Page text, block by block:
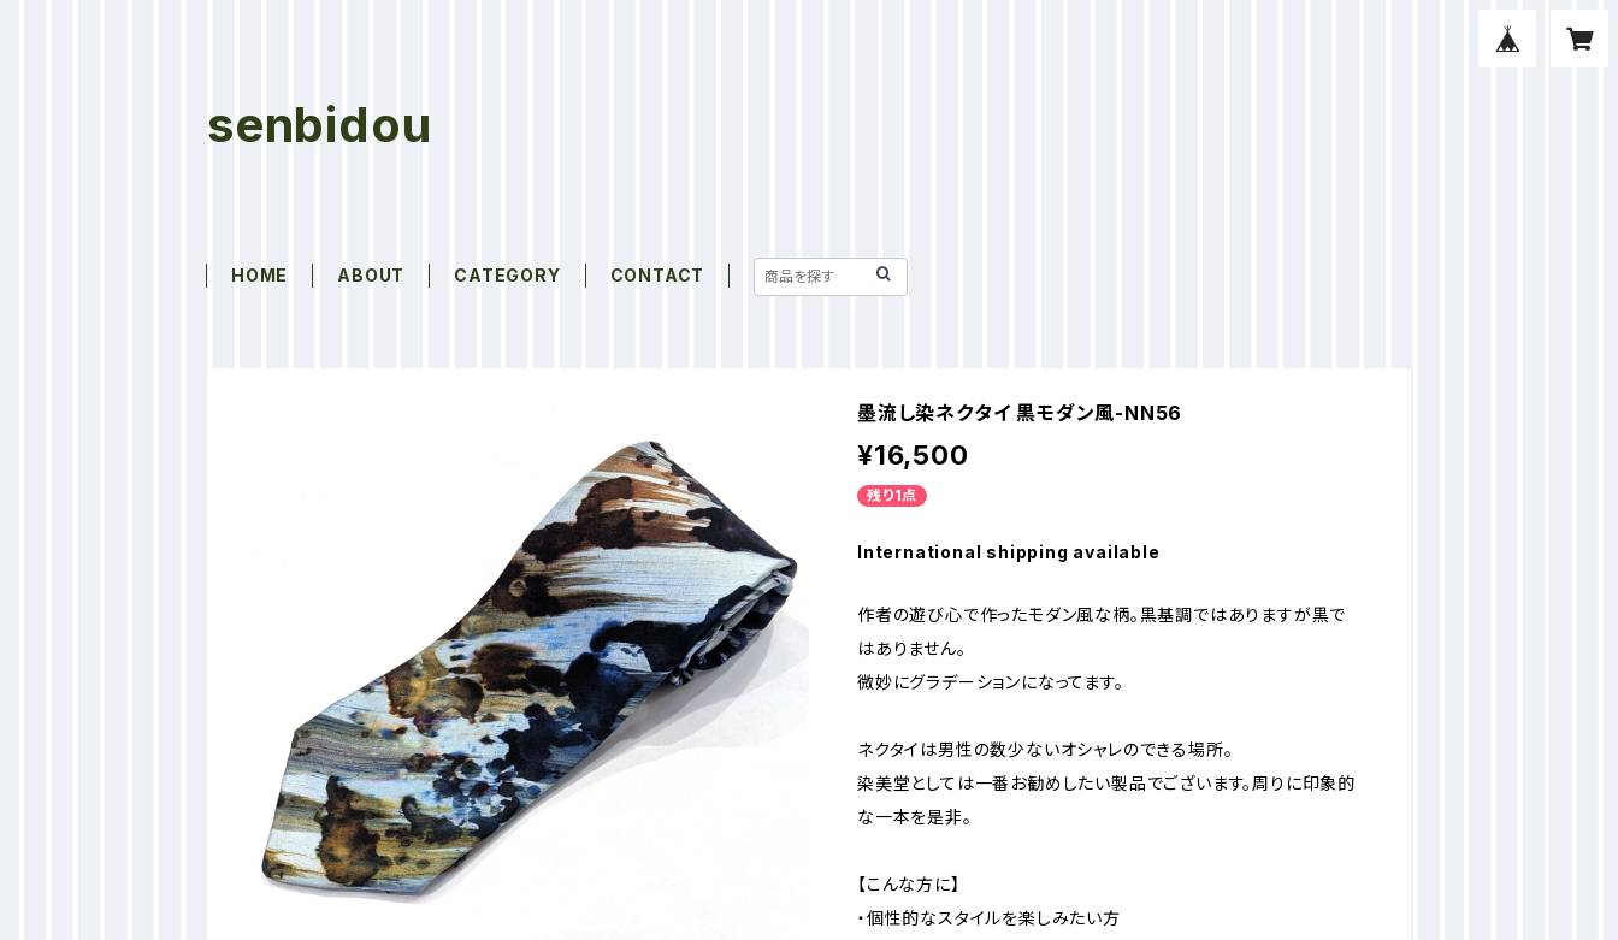
senbidou
HOME ABOUT CATEGORY CONTACT
墨流し染ネクタイ 黒モダン風-NN56
¥16,500
残り1点
International shipping available
作者の遊び心で作ったモダン風な柄。黒基調ではありますが黒で
はありません。
微妙にグラデーションになってます。
ネクタイは男性の数少ないオシャレのできる場所。
染美堂としては一番お勧めしたい製品でございます。周りに印象的
な一本を是非。
【こんな方に】
・個性的なスタイルを楽しみたい方